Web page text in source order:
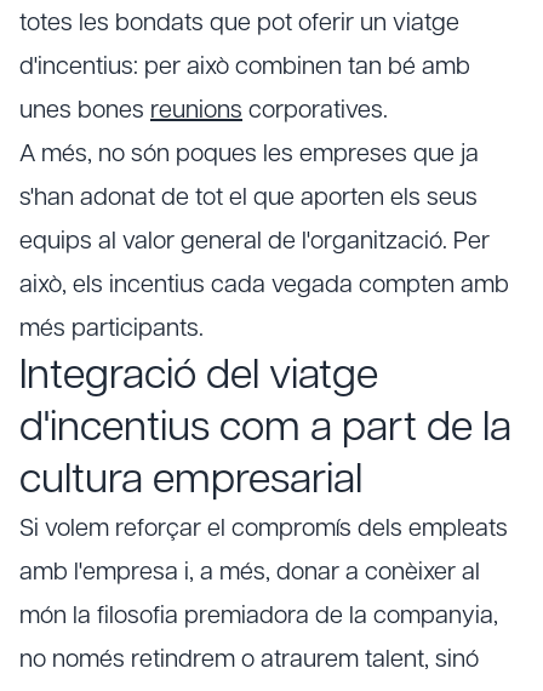
totes les bondats que pot oferir un viatge
d'incentius: per això combinen tan bé amb
unes bones reunions corporatives.
A més, no són poques les empreses que ja
s'han adonat de tot el que aporten els seus
equips al valor general de l'organització. Per
això, els incentius cada vegada compten amb
més participants.
Integració del viatge
d'incentius com a part de la
cultura empresarial
Si volem reforçar el compromís dels empleats
amb l'empresa i, a més, donar a conèixer al
món la filosofia premiadora de la companyia,
no només retindrem o atraurem talent, sinó